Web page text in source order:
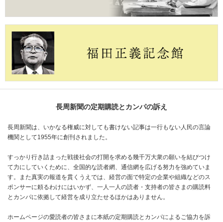
長周新聞の定期購読とカンパの訴え
長周新聞は、いかなる権威に対しても書けない記事は一行もない人民の言論
機関として1955年に創刊されました。
すっかり行き詰まった戦後社会の打開を求める幾千万大衆の願いを結びつけ
て力にしていくために、全国的な読者網、通信網を広げる努力を強めていま
す。また真実の報道を貫くうえでは、経営の面で特定の企業や組織などのス
ポンサーに頼るわけにはいかず、一人一人の読者・支持者の皆さまの購読料
とカンパに依拠して経営を成り立たせるほかはありません。
ホームページの愛読者の皆さまに本紙の定期購読とカンパによるご協力を訴